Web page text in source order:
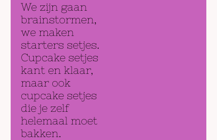
We zijn gaan
brainstormen,
we maken
starters setjes.
Cupcake setjes
kant en klaar,
maar ook
cupcake setjes
die je zelf
helemaal moet
bakken.